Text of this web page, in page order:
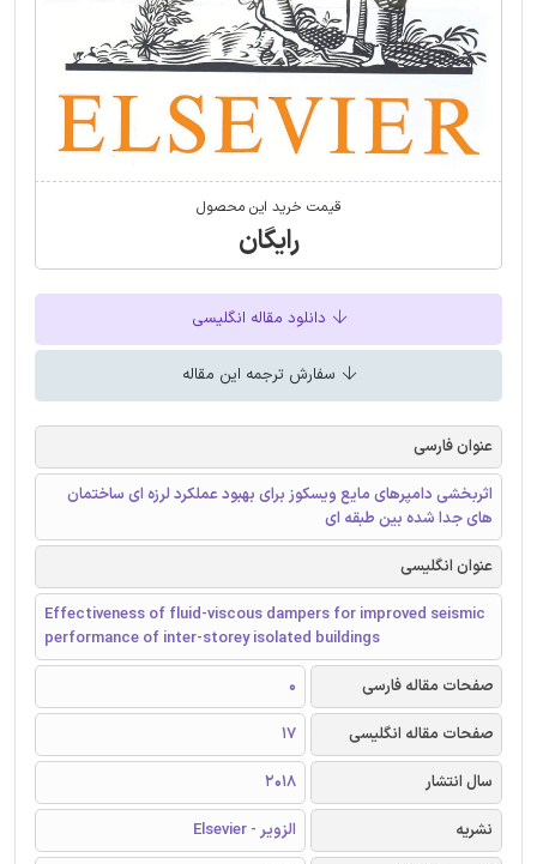
قیمت خرید این محصول
رایگان
دانلود مقاله انگلیسی
سفارش ترجمه این مقاله
عنوان فارسی
اثربخشی دامپرهای مایع ویسکوز برای بهبود عملکرد لرزه ای ساختمان
های جدا شده بین طبقه ای
عنوان انگلیسی
Effectiveness of fluid-viscous dampers for improved seismic
performance of inter-storey isolated buildings
صفحات مقاله فارسی
0
صفحات مقاله انگلیسی
17
سال انتشار
2018
نشریه
الزویر - Elsevier